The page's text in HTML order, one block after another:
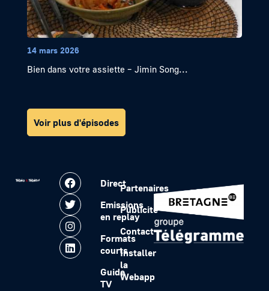
14 mars 2026
Bien dans votre assiette – Jimin Song...
Voir plus d'épisodes
Direct
Emissions
en replay
Formats
courts
Guide
TV
Partenaires
Publicité
Contact
Installer
la
Webapp